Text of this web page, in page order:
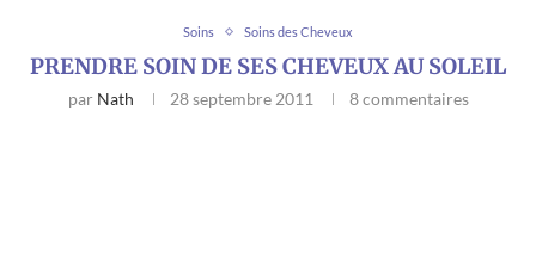
Soins Soins des Cheveux
PRENDRE SOIN DE SES CHEVEUX AU SOLEIL
par Nath 28 septembre 2011 8 commentaires